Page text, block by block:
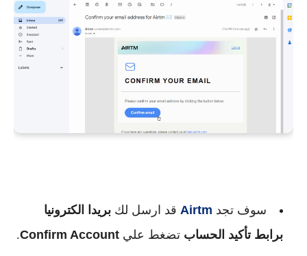
سوف تجد Airtm قد ارسل لك بريدا الكترونيا
برابط تأكيد الحساب تضغط علي Confirm Account
.